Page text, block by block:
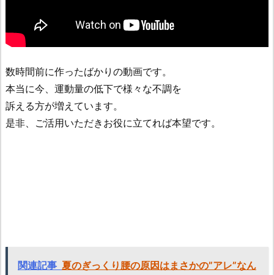
数時間前に作ったばかりの動画です。
本当に今、運動量の低下で様々な不調を
訴える方が増えています。
是非、ご活用いただきお役に立てれば本望です。
関連記事 夏のぎっくり腰の原因はまさかの”アレ”なん